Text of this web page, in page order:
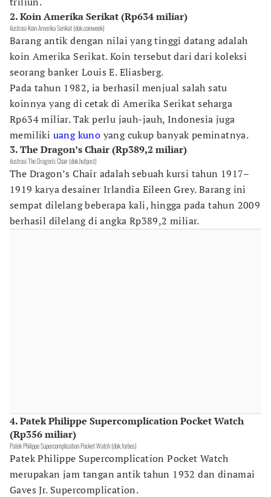
2. Koin Amerika Serikat (Rp634 miliar)
ilustrasi Koin Amerika Serikat (dok.coinweek)
Barang antik dengan nilai yang tinggi datang adalah
koin Amerika Serikat. Koin tersebut dari dari koleksi
seorang banker Louis E. Eliasberg.
Pada tahun 1982, ia berhasil menjual salah satu
koinnya yang di cetak di Amerika Serikat seharga
Rp634 miliar. Tak perlu jauh-jauh, Indonesia juga
memiliki uang kuno yang cukup banyak peminatnya.
3. The Dragon’s Chair (Rp389,2 miliar)
ilustrasi The Dragon’s Chair (dok.hufpost)
The Dragon’s Chair adalah sebuah kursi tahun 1917–
1919 karya desainer Irlandia Eileen Grey. Barang ini
sempat dilelang beberapa kali, hingga pada tahun 2009
berhasil dilelang di angka Rp389,2 miliar.
4. Patek Philippe Supercomplication Pocket Watch
(Rp356 miliar)
Patek Philippe Supercomplication Pocket Watch (dok.forbes)
Patek Philippe Supercomplication Pocket Watch
merupakan jam tangan antik tahun 1932 dan dinamai
Gaves Jr. Supercomplication.